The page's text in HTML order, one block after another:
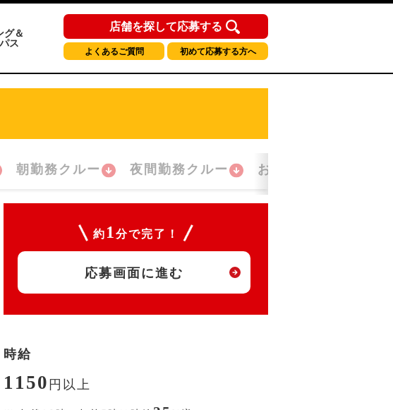
グ＆
ス
店舗を探して応募する
よくあるご質問 初めて応募する方へ
朝勤務クルー 夜間勤務クルー おかえり！クルー
約 1 分で完了！
応募画面に進む
時給
1150 円 以上